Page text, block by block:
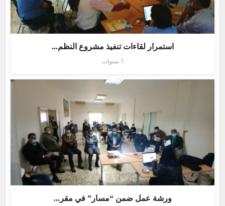
استمرار لقاءات تنفيذ مشروع النظم...
5 سنوات
ورشة عمل ضمن “مسار” في مقر...